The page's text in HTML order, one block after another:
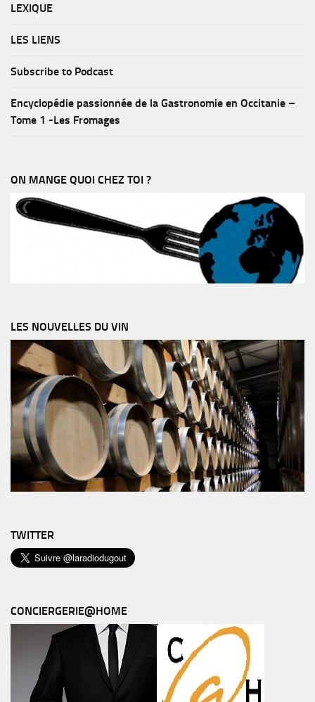
LEXIQUE
LES LIENS
Subscribe to Podcast
Encyclopédie passionnée de la Gastronomie en Occitanie –
Tome 1 -Les Fromages
ON MANGE QUOI CHEZ TOI ?
LES NOUVELLES DU VIN
TWITTER
CONCIERGERIE@HOME